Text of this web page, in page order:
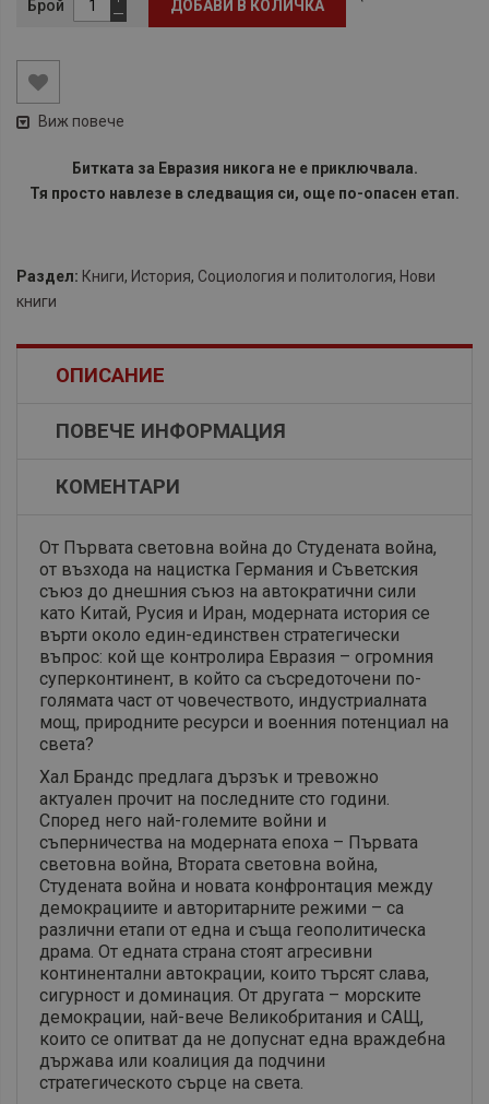
Брой ДОБАВИ В КОЛИЧКА
Виж повече
Битката за Евразия никога не е приключвала.
Тя просто навлезе в следващия си, още по-опасен етап.
Раздел: Книги, История, Социология и политология, Нови
книги
ОПИСАНИЕ
ПОВЕЧЕ ИНФОРМАЦИЯ
КОМЕНТАРИ
От Първата световна война до Студената война,
от възхода на нацистка Германия и Съветския
съюз до днешния съюз на автократични сили
като Китай, Русия и Иран, модерната история се
върти около един-единствен стратегически
въпрос: кой ще контролира Евразия – огромния
суперконтинент, в който са съсредоточени по-
голямата част от човечеството, индустриалната
мощ, природните ресурси и военния потенциал на
света?
Хал Брандс предлага дързък и тревожно
актуален прочит на последните сто години.
Според него най-големите войни и
съперничества на модерната епоха – Първата
световна война, Втората световна война,
Студената война и новата конфронтация между
демокрациите и авторитарните режими – са
различни етапи от една и съща геополитическа
драма. От едната страна стоят агресивни
континентални автокрации, които търсят слава,
сигурност и доминация. От другата – морските
демокрации, най-вече Великобритания и САЩ,
които се опитват да не допуснат една враждебна
държава или коалиция да подчини
стратегическото сърце на света.